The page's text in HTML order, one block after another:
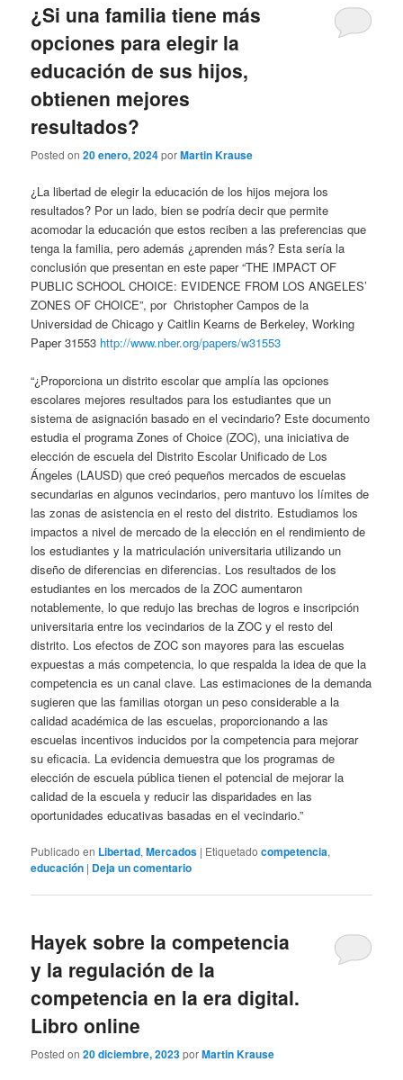
¿Si una familia tiene más
opciones para elegir la
educación de sus hijos,
obtienen mejores
resultados?
Posted on20 enero, 2024porMartin Krause
¿La libertad de elegir la educación de los hijos mejora los
resultados? Por un lado, bien se podría decir que permite
acomodar la educación que estos reciben a las preferencias que
tenga la familia, pero además ¿aprenden más? Esta sería la
conclusión que presentan en este paper “THE IMPACT OF
PUBLIC SCHOOL CHOICE: EVIDENCE FROM LOS ANGELES’
ZONES OF CHOICE”, por Christopher Campos de la
Universidad de Chicago y Caitlin Kearns de Berkeley, Working
Paper 31553 http://www.nber.org/papers/w31553
“¿Proporciona un distrito escolar que amplía las opciones
escolares mejores resultados para los estudiantes que un
sistema de asignación basado en el vecindario? Este documento
estudia el programa Zones of Choice (ZOC), una iniciativa de
elección de escuela del Distrito Escolar Unificado de Los
Ángeles (LAUSD) que creó pequeños mercados de escuelas
secundarias en algunos vecindarios, pero mantuvo los límites de
las zonas de asistencia en el resto del distrito. Estudiamos los
impactos a nivel de mercado de la elección en el rendimiento de
los estudiantes y la matriculación universitaria utilizando un
diseño de diferencias en diferencias. Los resultados de los
estudiantes en los mercados de la ZOC aumentaron
notablemente, lo que redujo las brechas de logros e inscripción
universitaria entre los vecindarios de la ZOC y el resto del
distrito. Los efectos de ZOC son mayores para las escuelas
expuestas a más competencia, lo que respalda la idea de que la
competencia es un canal clave. Las estimaciones de la demanda
sugieren que las familias otorgan un peso considerable a la
calidad académica de las escuelas, proporcionando a las
escuelas incentivos inducidos por la competencia para mejorar
su eficacia. La evidencia demuestra que los programas de
elección de escuela pública tienen el potencial de mejorar la
calidad de la escuela y reducir las disparidades en las
oportunidades educativas basadas en el vecindario.”
Publicado en Libertad,Mercados | Etiquetado competencia,
educación | Deja un comentario
Hayek sobre la competencia
y la regulación de la
competencia en la era digital.
Libro online
Posted on20 diciembre, 2023porMartin Krause